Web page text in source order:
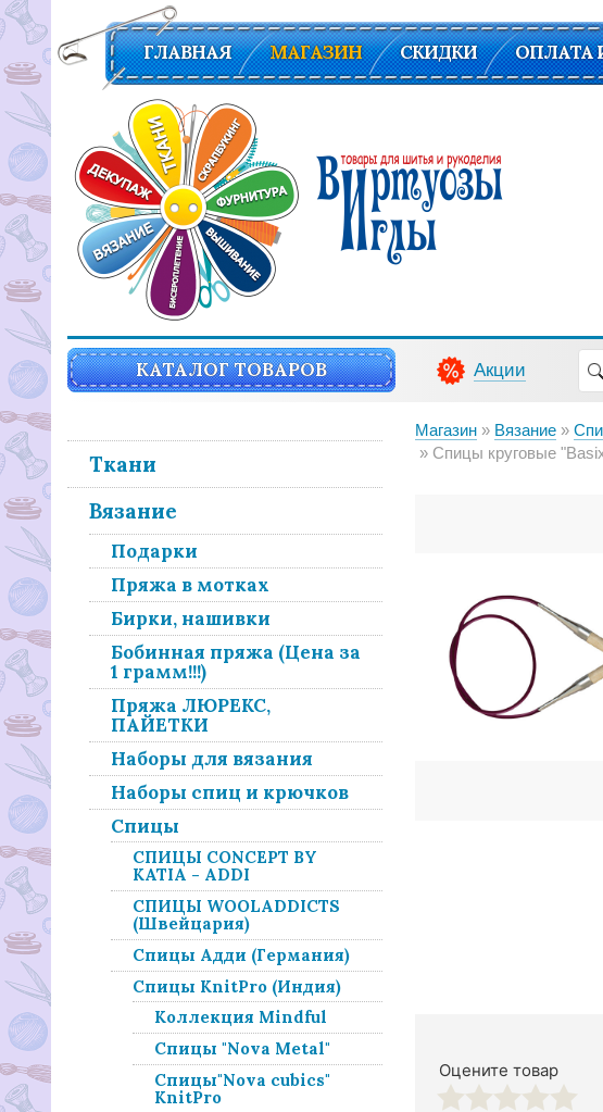
ГЛАВНАЯ МАГАЗИН СКИДКИ ОПЛАТА
КАТАЛОГ ТОВАРОВ Акции
Ткани
Вязание
Подарки
Пряжа в мотках
Бирки, нашивки
Бобинная пряжа (Цена за
1 грамм!!!)
Пряжа ЛЮРЕКС,
ПАЙЕТКИ
Наборы для вязания
Наборы спиц и крючков
Спицы
СПИЦЫ CONCEPT BY
KATIA - ADDI
СПИЦЫ WOOLADDICTS
(Швейцария)
Спицы Адди (Германия)
Спицы KnitPro (Индия)
Коллекция Mindful
Спицы "Nova Metal"
Спицы"Nova cubics"
KnitPro
Магазин Вязание
Спицы круговые "Basix
Оцените товар